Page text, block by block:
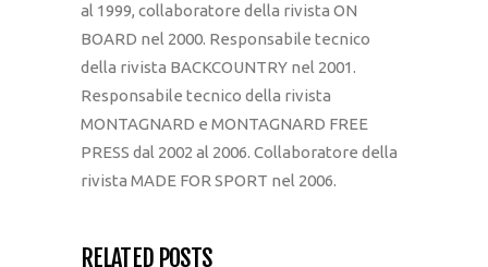
al 1999, collaboratore della rivista ON
BOARD nel 2000. Responsabile tecnico
della rivista BACKCOUNTRY nel 2001.
Responsabile tecnico della rivista
MONTAGNARD e MONTAGNARD FREE
PRESS dal 2002 al 2006. Collaboratore della
rivista MADE FOR SPORT nel 2006.
RELATED POSTS